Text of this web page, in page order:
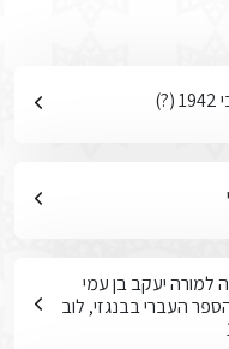
למורה יעקב בן עמי
העברי בבנגזי, לוב